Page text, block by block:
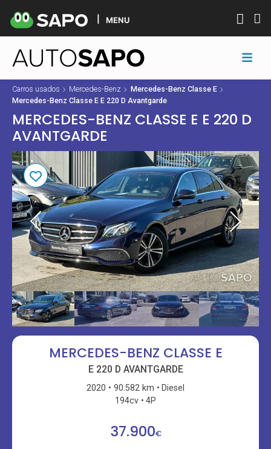
MENU
Carros usados Mercedes-Benz
Mercedes-Benz Classe E
Mercedes-Benz Classe E E 220 D Avantgarde
MERCEDES-BENZ CLASSE E E 220 D
AVANTGARDE
MERCEDES-BENZ CLASSE E
E 220 D AVANTGARDE
2020 90.582 km
Diesel
194cv
4P
37.900€